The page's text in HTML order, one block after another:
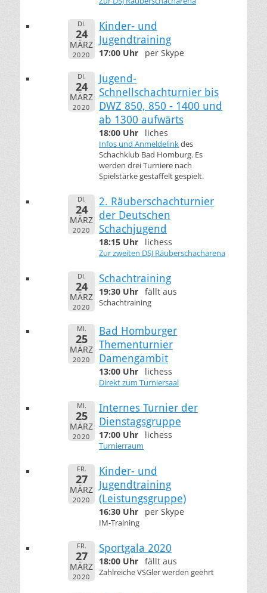
DI.
24
MÄRZ
2020
Kinder- und
Jugendtraining
17:00 Uhr per Skype
DI.
24
MÄRZ
2020
Jugend-
Schnellschachturnier bis
DWZ 850, 850 - 1400 und
ab 1300 aufwärts
18:00 Uhr liches
Infos und Anmeldelinkdes
Schachklub Bad Homburg. Es
werden drei Turniere nach
Spielstärke gestaffelt gespielt.
DI.
24
MÄRZ
2020
2. Räuberschachturnier
der Deutschen
Schachjugend
18:15 Uhr lichess
Zur zweiten DSJ Räuberschacharena
DI.
24
MÄRZ
2020
Schachtraining
19:30 Uhr fällt aus
Schachtraining
MI.
25
MÄRZ
2020
Bad Homburger
Thementurnier
Damengambit
13:00 Uhr lichess
Direkt zum Turniersaal
MI.
25
MÄRZ
2020
Internes Turnier der
Dienstagsgruppe
17:00 Uhr lichess
Turnierraum
FR.
27
MÄRZ
2020
Kinder- und
Jugendtraining
(Leistungsgruppe)
16:30 Uhr per Skype
IM-Training
FR.
27
MÄRZ
2020
Sportgala 2020
18:00 Uhr fällt aus
Zahlreiche VSGler werden geehrt